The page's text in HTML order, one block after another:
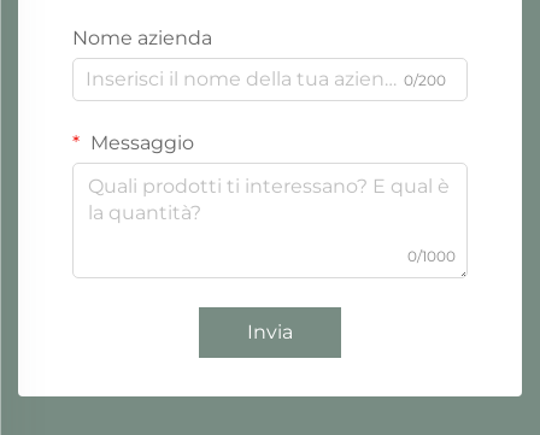
Nome azienda
0/200
Messaggio
0/1000
Invia